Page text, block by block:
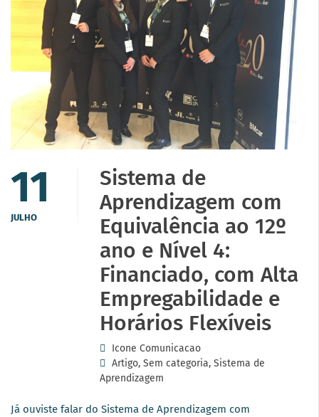
11
JULHO
Sistema de
Aprendizagem com
Equivalência ao 12º
ano e Nível 4:
Financiado, com Alta
Empregabilidade e
Horários Flexíveis
Icone Comunicacao
Artigo, Sem categoria, Sistema de
Aprendizagem
Já ouviste falar do Sistema de Aprendizagem com